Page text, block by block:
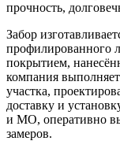
прочность,
Забор
профилированного
покрытием,
компания
участка,
доставку и
и МО, оперативно
замеров.